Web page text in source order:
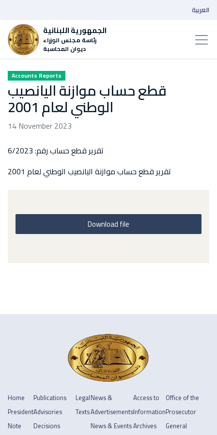
الجمهورية اللبنانية
رئاسة مجلس الوزراء
ديوان المحاسبة
العربية
Accounts Reports
قطع حساب موازنة اليانصيب
الوطني لعام 2001
14 November 2023
تقرير قطع حساب موازنة اليانصيب الوطني لعام 2001
Download file
Home
President
Note
Publications
Advisories
Decisions
Legal
Texts
News &
Advertisements
News & Events
Access to
Information
Archives
Office of the
Prosecutor
General